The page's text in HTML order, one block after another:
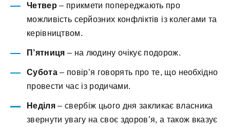
Четвер – прикмети попереджають про
можливість серйозних конфліктів із колегами та
керівництвом.
П’ятниця – на людину очікує подорож.
Субота– повір’я говорять про те, що необхідно
провести час із родичами.
Неділя– свербіж цього дня закликає власника
звернути увагу на своє здоров’я, а також вказує